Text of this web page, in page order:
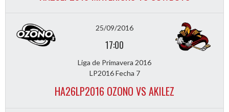
25/09/2016
17:00
Liga de Primavera 2016
LP2016 Fecha 7
HA26LP2016 OZONO VS AKILEZ